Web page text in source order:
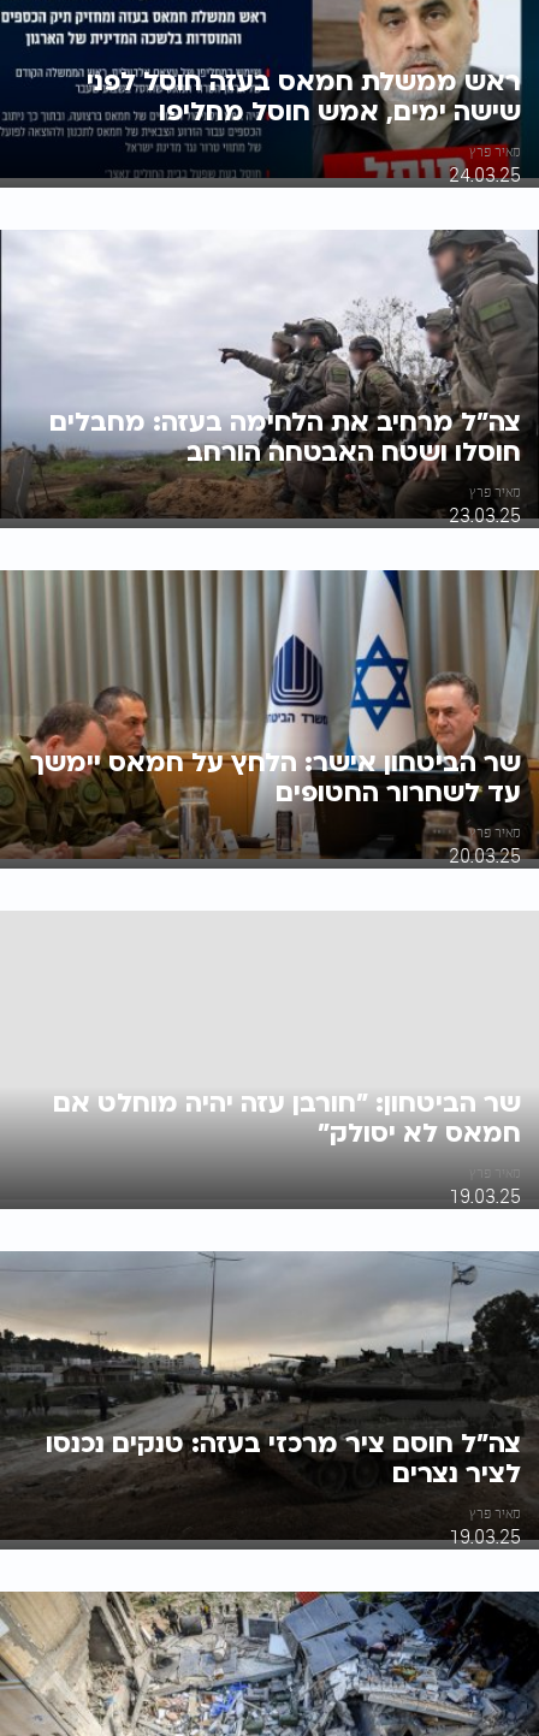
ראש ממשלת חמאס בעזה חוסל לפני
שישה ימים, אמש חוסל מחליפו
מאיר פרץ
24.03.25
צה"ל מרחיב את הלחימה בעזה: מחבלים
חוסלו ושטח האבטחה הורחב
מאיר פרץ
23.03.25
שר הביטחון אישר: הלחץ על חמאס יימשך
עד לשחרור החטופים
מאיר פרץ
20.03.25
שר הביטחון: "חורבן עזה יהיה מוחלט אם
חמאס לא יסולק"
מאיר פרץ
19.03.25
צה"ל חוסם ציר מרכזי בעזה: טנקים נכנסו
לציר נצרים
מאיר פרץ
19.03.25